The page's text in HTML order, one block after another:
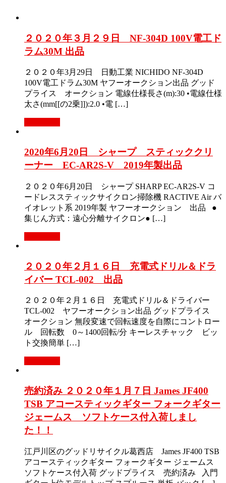
２０２０年３月２９日 NF-304D 100V電工ド
ラム30M 出品
２０２０年3月29日 日動工業 NICHIDO NF-304D
100V電工ドラム30M ヤフーオークション出品 グッド
プライス オークション 電線仕様長さ(m):30 •電線仕様
太さ(mm[[の2乗]]):2.0 •電 […]
2020年6月20日 シャープ スティッククリ
ーナー EC-AR2S-V 2019年製出品
２０２０年6月20日 シャープ SHARP EC-AR2S-V コ
ードレススティックサイクロン掃除機 RACTIVE Air バ
イオレット系 2019年製 ヤフーオークション 出品 ●
集じん方式：遠心分離サイクロン● […]
２０２０年２月１６日 充電式ドリル＆ドラ
イバー TCL-002 出品
２０２０年２月１６日 充電式ドリル＆ドライバー
TCL-002 ヤフーオークション出品 グッドプライス
オークション 無段変速で回転速度を自際にコントロー
ル 回転数 0～1400回転/分 キーレスチャック ビッ
ト交換簡単 […]
売約済み ２０２０年１月７日 James JF400
TSB アコースティックギター フォークギター
ジェームス ソフトケース付入荷しまし
た！！
江戸川区のグッドリサイクル葛西店 James JF400 TSB
アコースティックギター フォークギター ジェームス
ソフトケース付入荷 グッドプライス 売約済み 入門